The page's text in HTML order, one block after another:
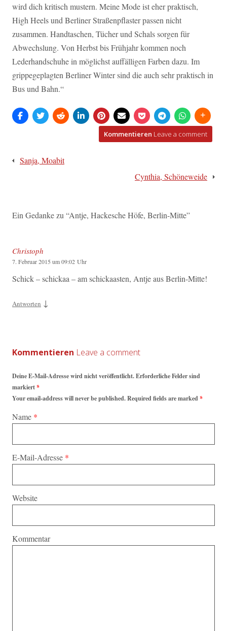
wird dich kritisch mustern. Meine Mode ist eher praktisch,
High Heels und Berliner Straßenpflaster passen nicht
zusammen. Handtaschen, Tücher und Schals sorgen für
Abwechslung. Von Herbst bis Frühjahr kommen noch
Lederhandschuhe in möglichst auffälligen Farben dazu. Im
grippegeplagten Berliner Winter sind die auch sehr praktisch in
Bus und Bahn.“
Kommentieren Leave a comment
Beitragsnavigation
Sanja, Moabit
Cynthia, Schöneweide
Ein Gedanke zu “Antje, Hackesche Höfe, Berlin-Mitte”
Christoph
7. Februar 2015 um 09:02 Uhr
Schick – schickaa – am schickaasten, Antje aus Berlin-Mitte!
Antworten ↓
Kommentieren
Deine E-Mail-Adresse wird nicht veröffentlicht. Erforderliche Felder sind
markiert*
Your email-address will never be published. Required fields are marked*
Name *
E-Mail-Adresse *
Website
Kommentar